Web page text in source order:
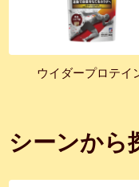
ウイダープロテイ
シーンから